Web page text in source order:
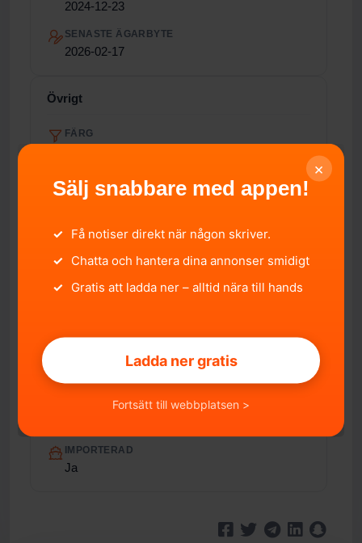
2024-12-23
SENASTE ÄGARBYTE
2026-02-17
Övrigt
FÄRG
FORDONSTYP
Sedan
4 st
TOTALVIKT
2 190 kg
EURO-UTSLÄPPSNORM
FORDONSSTATUS
IMPORTERAD
Ja
×
Sälj snabbare med appen!
✓ Få notiser direkt när någon skriver.
✓ Chatta och hantera dina annonser smidigt
✓ Gratis att ladda ner – alltid nära till hands
Ladda ner gratis
Fortsätt till webbplatsen >